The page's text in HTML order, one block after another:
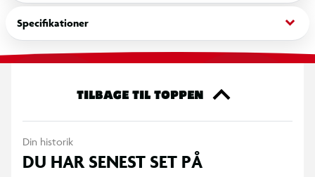
er udviklet, designet og opkaldt efter vores grundlægger
Herman Salling. Salling-serien er hverdagsvarer af god kvalitet
toiletpapir – til dyremad og boligtilbehør. Det er attraktive og
eller for meget. Salling finder du kun på hylderne i Salling
Groups tilhørende supermarkeder.
Specifikationer keyboard_arrow_down
TILBAGE TIL TOPPEN
Din historik
DU HAR SENEST SET PÅ